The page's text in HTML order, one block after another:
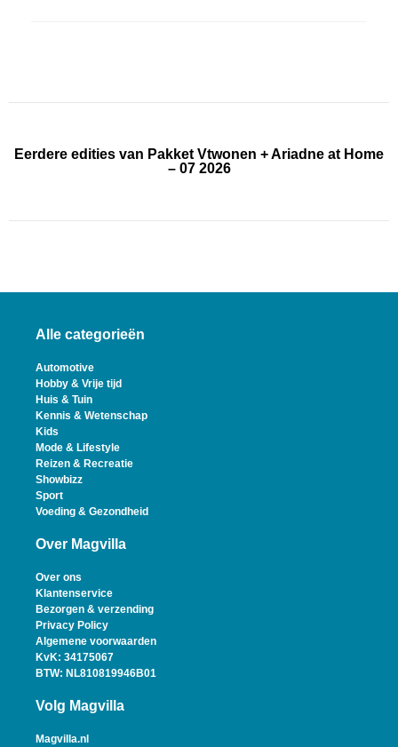
Eerdere edities van Pakket Vtwonen + Ariadne at Home
– 07 2026
Alle categorieën
Automotive
Hobby & Vrije tijd
Huis & Tuin
Kennis & Wetenschap
Kids
Mode & Lifestyle
Reizen & Recreatie
Showbizz
Sport
Voeding & Gezondheid
Over Magvilla
Over ons
Klantenservice
Bezorgen & verzending
Privacy Policy
Algemene voorwaarden
KvK: 34175067
BTW: NL810819946B01
Volg Magvilla
Magvilla.nl